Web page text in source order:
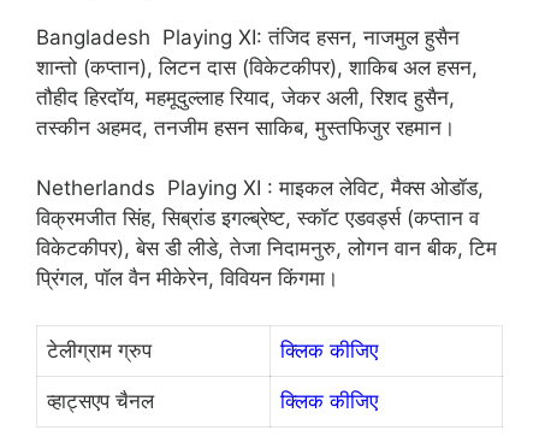
Bangladesh Playing XI: तंजिद हसन, नाजमुल हुसैन
शान्तो (कप्तान), लिटन दास (विकेटकीपर), शाकिब अल हसन,
तौहीद हिरदॉय, महमूदुल्लाह रियाद, जेकर अली, रिशद हुसैन,
तस्कीन अहमद, तनजीम हसन साकिब, मुस्तफिजुर रहमान।
Netherlands Playing XI : माइकल लेविट, मैक्स ओडॉड,
विक्रमजीत सिंह, सिब्रांड इगल्ब्रेष्ट, स्कॉट एडवर्ड्स (कप्तान व
विकेटकीपर), बेस डी लीडे, तेजा निदामनुरु, लोगन वान बीक, टिम
प्रिंगल, पॉल वैन मीकेरेन, विवियन किंगमा।
टेलीग्राम ग्रुप क्लिक कीजिए
व्हाट्सएप चैनल क्लिक कीजिए